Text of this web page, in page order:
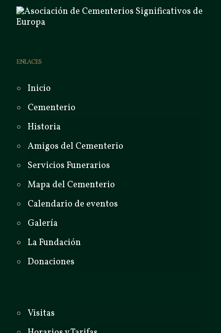
ENLACES
Inicio
Cementerio
Historia
Amigos del Cementerio
Servicios Funerarios
Mapa del Cementerio
Calendario de eventos
Galería
La Fundación
Donaciones
Visitas